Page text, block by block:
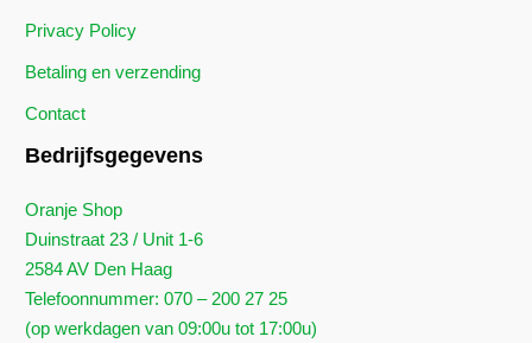
Privacy Policy
Betaling en verzending
Contact
Bedrijfsgegevens
Oranje Shop
Duinstraat 23 / Unit 1-6
2584 AV Den Haag
Telefoonnummer: 070 – 200 27 25
(op werkdagen van 09:00u tot 17:00u)